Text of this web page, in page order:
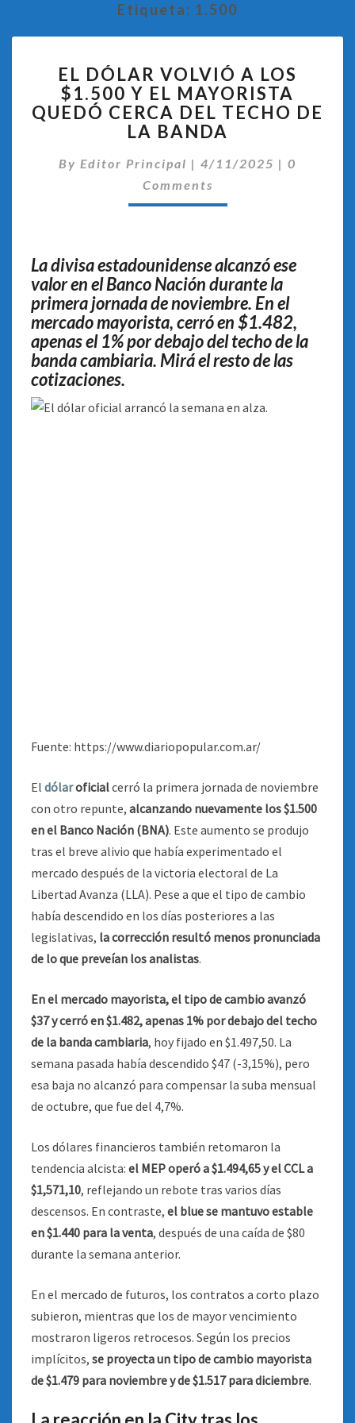
Etiqueta: 1.500
DÓLAR
VOLVIÓ
A
LOS
Y
EL
TECHO
DE
LA
BANDA
EL DÓLAR VOLVIÓ A LOS
$1.500 Y EL MAYORISTA
QUEDÓ CERCA DEL TECHO DE
LA BANDA
By Editor Principal | 4/11/2025 | 0
Comments
La divisa estadounidense alcanzó ese
valor en el Banco Nación durante la
primera jornada de noviembre. En el
mercado mayorista, cerró en $1.482,
apenas el 1% por debajo del techo de la
banda cambiaria. Mirá el resto de las
cotizaciones.
Fuente: https://www.diariopopular.com.ar/
El dólaroficialcerró la primera jornada de noviembre
con otro repunte, alcanzando nuevamente los $1.500
en el Banco Nación (BNA). Este aumento se produjo
tras el breve alivio que había experimentado el
mercado después de la victoria electoral de La
Libertad Avanza (LLA). Pese a que el tipo de cambio
había descendido en los días posteriores a las
legislativas, la corrección resultó menos pronunciada
de lo que preveían los analistas.
En el mercado mayorista, el tipo de cambio avanzó
$37 y cerró en $1.482, apenas 1% por debajo del techo
de la banda cambiaria, hoy fijado en $1.497,50. La
semana pasada había descendido $47 (-3,15%), pero
esa baja no alcanzó para compensar la suba mensual
de octubre, que fue del 4,7%.
Los dólares financieros también retomaron la
tendencia alcista: el MEP operó a $1.494,65 y el CCL a
$1,571,10, reflejando un rebote tras varios días
descensos. En contraste, el blue se mantuvo estable
en $1.440 para la venta, después de una caída de $80
durante la semana anterior.
En el mercado de futuros, los contratos a corto plazo
subieron, mientras que los de mayor vencimiento
mostraron ligeros retrocesos. Según los precios
implícitos, se proyecta un tipo de cambio mayorista
de $1.479 para noviembre y de $1.517 para diciembre.